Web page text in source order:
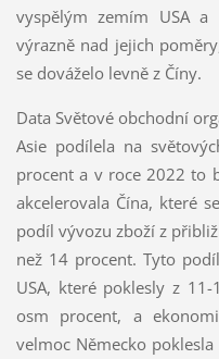
vyspělým zemím USA
výrazně nad jejich
se dováželo levně z Číny.
Data Světové obchodní
Asie podílela na
procent a v roce 2022 to
akcelerovala Čína, které
podíl vývozu zboží z
než 14 procent. Tyto
USA, které poklesly z
osm procent, a
velmoc Německo